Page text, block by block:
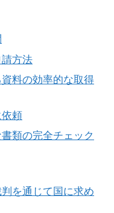
方法
料の効率的な取得
頼
類の完全チェック
を通じて国に求め